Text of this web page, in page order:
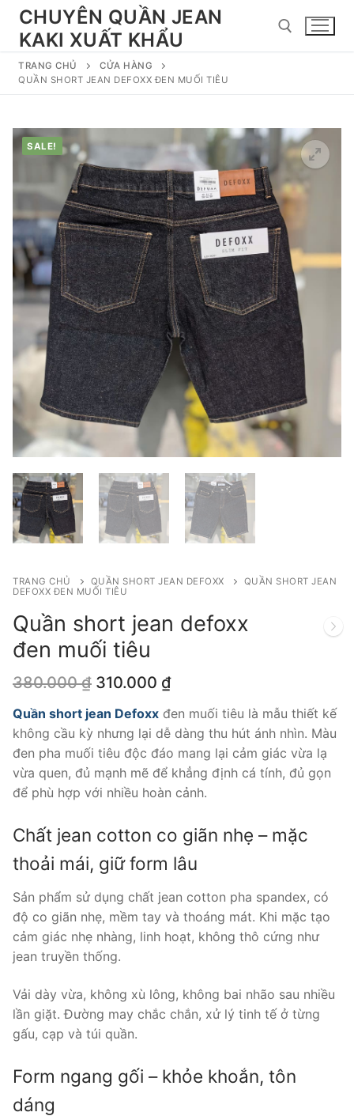
Chuyển
đến
dung
CHUYÊN QUẦN JEAN
KAKI XUẤT KHẨU
TRANG CHỦ
CỬA HÀNG
QUẦN SHORT JEAN DEFOXX ĐEN MUỐI TIÊU
SALE!
TRANG CHỦ QUẦN SHORT JEAN DEFOXX
QUẦN SHORT JEAN
DEFOXX ĐEN MUỐI TIÊU
Quần short jean defoxx
đen muối tiêu
380.000₫ Giá
là:
380.000 ₫.
310.000 ₫Giá
tại
là:
310.000 ₫.
Quần short jean Defoxx đen muối tiêu là mẫu thiết kế
không cầu kỳ nhưng lại dễ dàng thu hút ánh nhìn. Màu
đen pha muối tiêu độc đáo mang lại cảm giác vừa lạ
vừa quen, đủ mạnh mẽ để khẳng định cá tính, đủ gọn
để phù hợp với nhiều hoàn cảnh.
Chất jean cotton co giãn nhẹ – mặc
thoải mái, giữ form lâu
Sản phẩm sử dụng chất jean cotton pha spandex, có
độ co giãn nhẹ, mềm tay và thoáng mát. Khi mặc tạo
cảm giác nhẹ nhàng, linh hoạt, không thô cứng như
jean truyền thống.
Vải dày vừa, không xù lông, không bai nhão sau nhiều
lần giặt. Đường may chắc chắn, xử lý tinh tế ở từng
gấu, cạp và túi quần.
Form ngang gối – khỏe khoắn, tôn
dáng